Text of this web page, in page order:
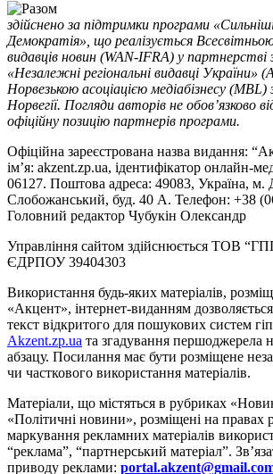
здійснено за підтримки програми
Демократія», що реалізується
видавців новин (WAN-IFRA) у партнерстві
«Незалежні регіональні видавці
Норвезькою асоціацією медіабізнесу
Норвегії. Погляди авторів не обов’язково
офіційну позицію партнерів програми.
Офіційна зареєстрована назва видання:
ім’я: akzent.zp.ua, ідентифікатор онлайн-
06127. Поштова адреса: 49083, Україна, м.
Слобожанський, буд. 40 А. Телефон: +38
Головний редактор Чубукін Олександр
Управління сайтом здійснюється ТОВ
ЄДРПОУ 39404303
Використання будь-яких матеріалів,
«Акцент», інтернет-виданням
текст відкритого для пошукових систем
Akzent.zp.ua та згадування першоджерела
абзацу. Посилання має бути розміщене
чи часткового використання матеріалів.
Матеріали, що містяться в рубриках
«Політичні новини», розміщені на правах
маркування рекламних матеріалів
“реклама”, “партнерський матеріал”.
приводу реклами: